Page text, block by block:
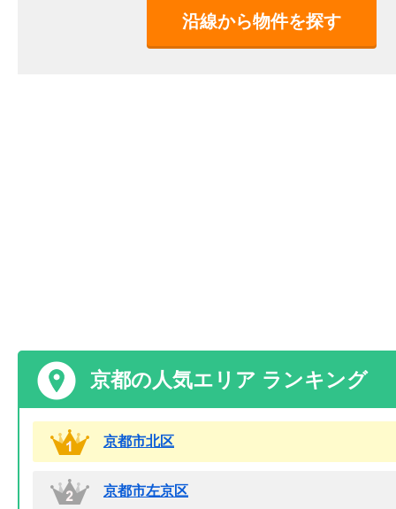
沿線から物件を探す
京都の人気エリア ランキング
京都市北区
京都市左京区